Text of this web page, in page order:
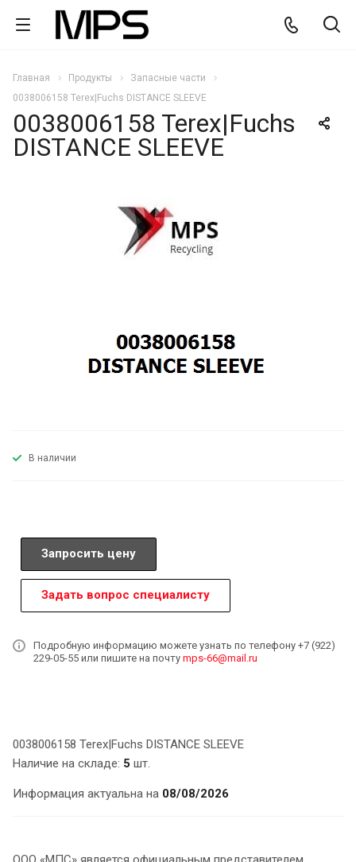
Главная Продукты
Запасные части
0038006158 Terex|Fuchs DISTANCE SLEEVE
0038006158 Terex|Fuchs
DISTANCE SLEEVE
В наличии
Запросить цену
Задать вопрос специалисту
Подробную информацию можете узнать по телефону +7 (922)
229-05-55 или пишите на почту mps-66@mail.ru
0038006158 Terex|Fuchs DISTANCE SLEEVE
Наличие на складе: 5 шт.
Информация актуальна на 08/08/2026